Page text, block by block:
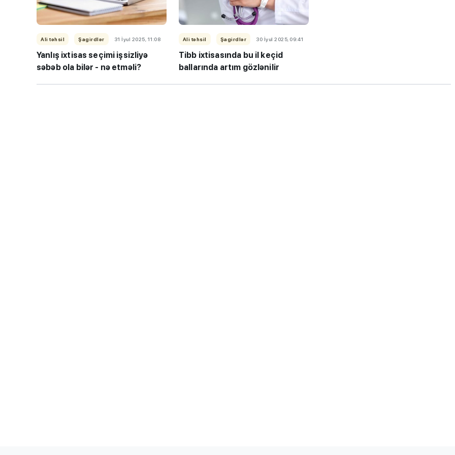
Ali təhsil Şagirdlər 31 İyul 2025, 11:08
Yanlış ixtisas seçimi işsizliyə
səbəb ola bilər - nə etməli?
Ali təhsil Şagirdlər 30 İyul 2025, 09:41
Tibb ixtisasında bu il keçid
ballarında artım gözlənilir